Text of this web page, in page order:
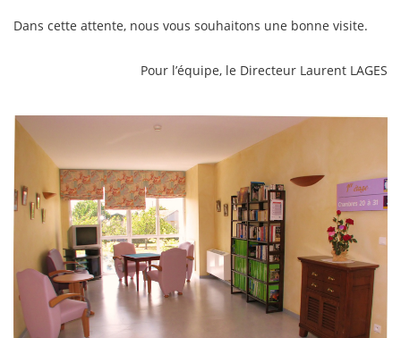
Dans cette attente, nous vous souhaitons une bonne visite.
Pour l’équipe, le Directeur Laurent LAGES